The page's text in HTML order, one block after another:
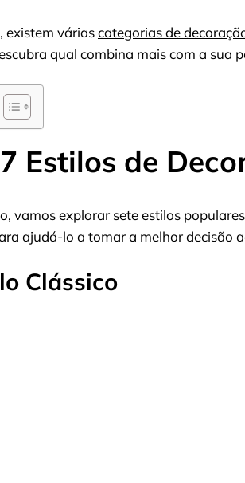
existem váriascategorias de
qual combina mais com a sua
Estilos de
vamos explorar sete estilos
ajudá-lo a tomar a melhor decisão
Clássico